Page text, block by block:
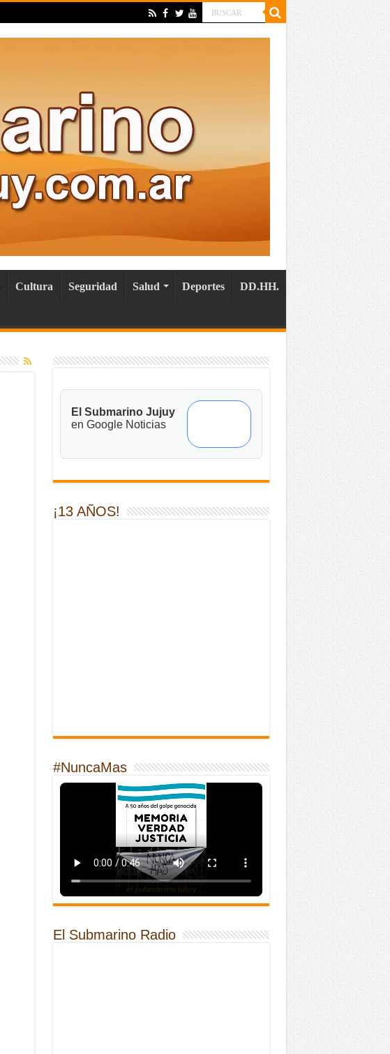
Cultura Seguridad Salud Deportes DD.HH.
El Submarino Jujuy
en Google Noticias
¡13 AÑOS!
#NuncaMas
El Submarino Radio